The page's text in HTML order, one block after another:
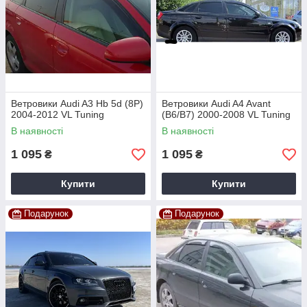
Ветровики Audi A3 Hb 5d (8P)
2004-2012 VL Tuning
В наявності
1 095 ₴
Купити
Ветровики Audi A4 Avant
(B6/B7) 2000-2008 VL Tuning
В наявності
1 095 ₴
Купити
Подарунок Подарунок